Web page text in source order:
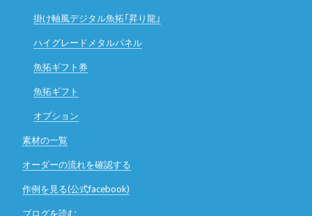
掛け軸風デジタル魚拓「昇り龍」
ハイグレードメタルパネル
魚拓ギフト券
魚拓ギフト
オプション
素材の一覧
オーダーの流れを確認する
作例を見る(公式facebook)
ブログを読む